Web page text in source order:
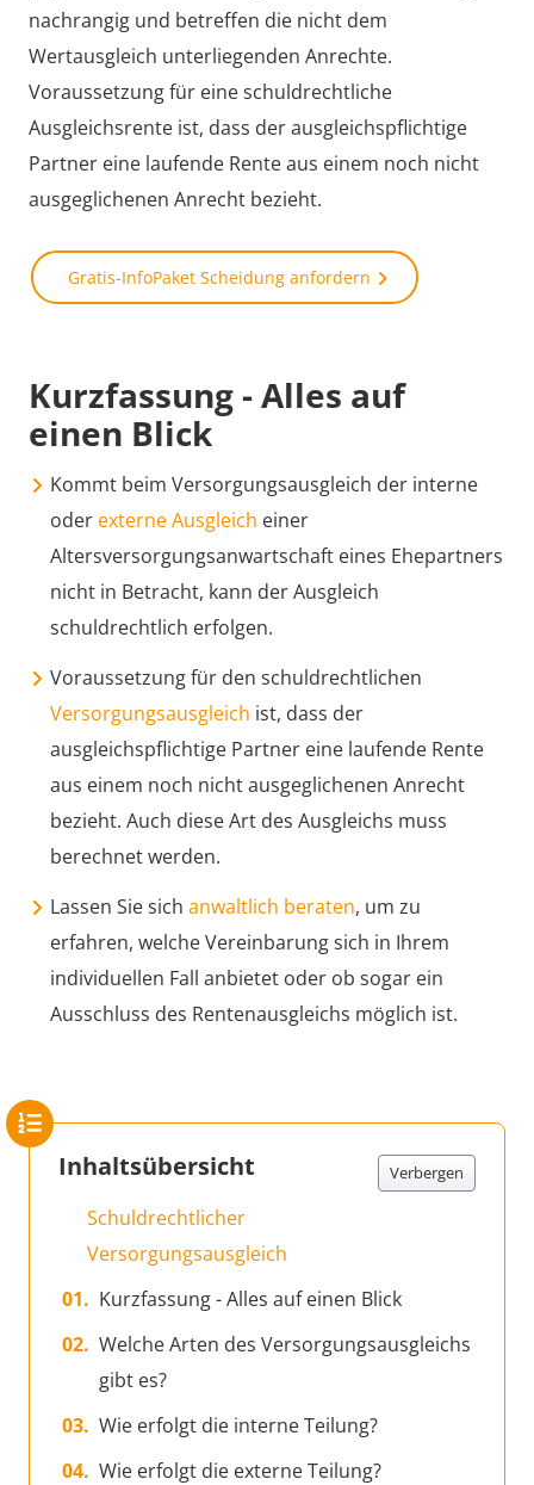
nachrangig und betreffen die nicht dem
Wertausgleich unterliegenden Anrechte.
Voraussetzung für eine schuldrechtliche
Ausgleichsrente ist, dass der ausgleichspflichtige
Partner eine laufende Rente aus einem noch nicht
ausgeglichenen Anrecht bezieht.
Gratis-InfoPaket Scheidung anfordern
Kurzfassung - Alles auf
einen Blick
Kommt beim Versorgungsausgleich der interne
oder externe Ausgleich einer
Altersversorgungsanwartschaft eines Ehepartners
nicht in Betracht, kann der Ausgleich
schuldrechtlich erfolgen.
Voraussetzung für den schuldrechtlichen
Versorgungsausgleich ist, dass der
ausgleichspflichtige Partner eine laufende Rente
aus einem noch nicht ausgeglichenen Anrecht
bezieht. Auch diese Art des Ausgleichs muss
berechnet werden.
Lassen Sie sich anwaltlich beraten, um zu
erfahren, welche Vereinbarung sich in Ihrem
individuellen Fall anbietet oder ob sogar ein
Ausschluss des Rentenausgleichs möglich ist.
Inhaltsübersicht Verbergen
Schuldrechtlicher
Versorgungsausgleich
Kurzfassung - Alles auf einen Blick
Welche Arten des Versorgungsausgleichs
gibt es?
Wie erfolgt die interne Teilung?
Wie erfolgt die externe Teilung?